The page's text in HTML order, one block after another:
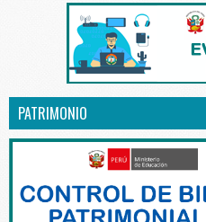
PATRIMONIO